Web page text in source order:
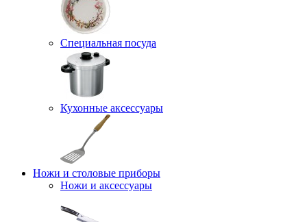
Специальная посуда
Кухонные аксессуары
Ножи и столовые приборы
Ножи и аксессуары